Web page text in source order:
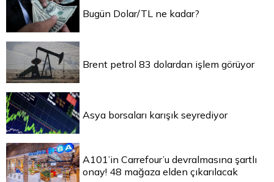
Bugün Dolar/TL ne kadar?
Brent petrol 83 dolardan işlem görüyor
Asya borsaları karışık seyrediyor
A101’in Carrefour’u devralmasına şartlı
onay! 48 mağaza elden çıkarılacak